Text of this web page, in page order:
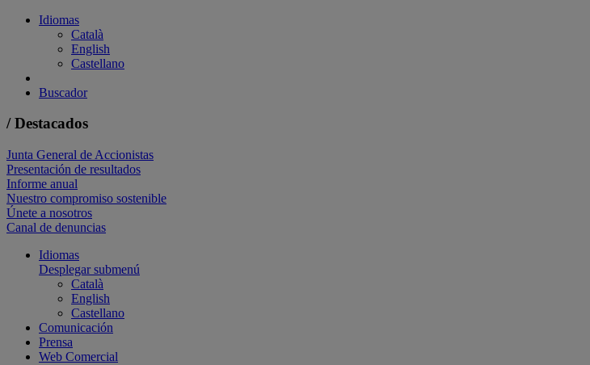
Idiomas
Català
English
Castellano
Buscador
/ Destacados
Junta General de Accionistas
Presentación de resultados
Informe anual
Nuestro compromiso sostenible
Únete a nosotros
Canal de denuncias
Idiomas
Desplegar submenú
Català
English
Castellano
Comunicación
Prensa
Web Comercial